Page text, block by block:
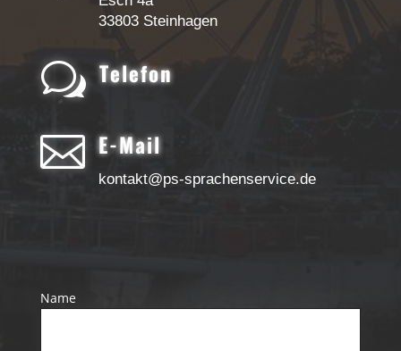
33803 Steinhagen
w Telefon
 E-Mail
kontakt@ps-sprachenservice.de
Name